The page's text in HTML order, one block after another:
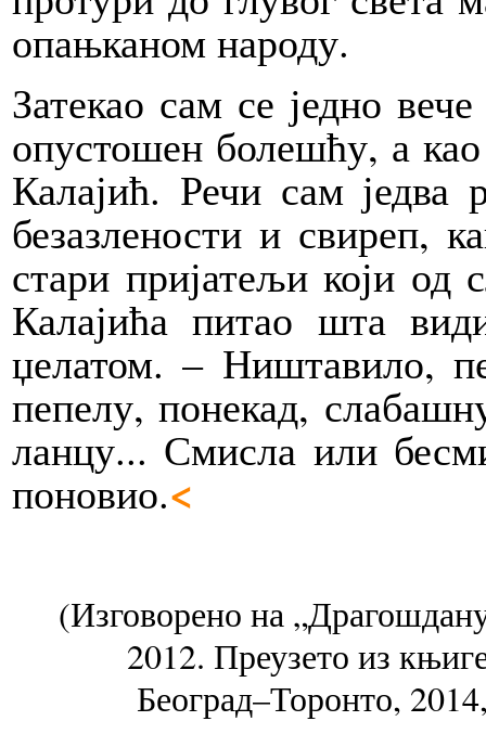
опањканом народу.
Затекао сам се једно
опустошен болешћу, а
Калајић. Речи сам једва
безазлености и свиреп,
стари пријатељи који од
Калајића питао шта
џелатом. – Ништавило,
пепелу, понекад,
ланцу... Смисла или
поновио.<
(Изговорено на
2012. Преузето из
Београд–Торонто,